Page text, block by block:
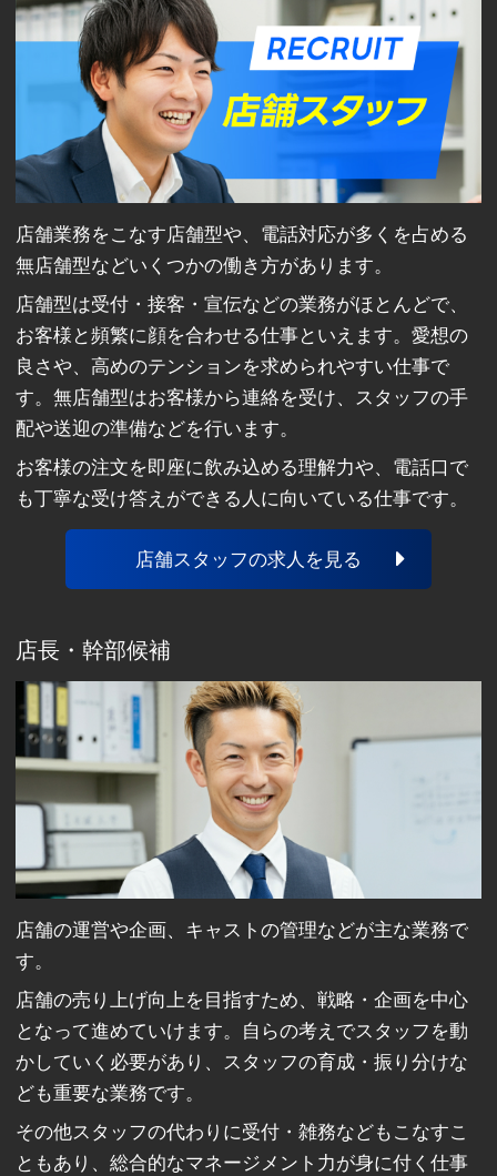
店舗業務をこなす店舗型や、電話対応が多くを占める
無店舗型などいくつかの働き方があります。
店舗型は受付・接客・宣伝などの業務がほとんどで、
お客様と頻繁に顔を合わせる仕事といえます。愛想の
良さや、高めのテンションを求められやすい仕事で
す。無店舗型はお客様から連絡を受け、スタッフの手
配や送迎の準備などを行います。
お客様の注文を即座に飲み込める理解力や、電話口で
も丁寧な受け答えができる人に向いている仕事です。
店舗スタッフの求人を見る
店長・幹部候補
店舗の運営や企画、キャストの管理などが主な業務で
す。
店舗の売り上げ向上を目指すため、戦略・企画を中心
となって進めていけます。自らの考えでスタッフを動
かしていく必要があり、スタッフの育成・振り分けな
ども重要な業務です。
その他スタッフの代わりに受付・雑務などもこなすこ
ともあり、総合的なマネージメント力が身に付く仕事